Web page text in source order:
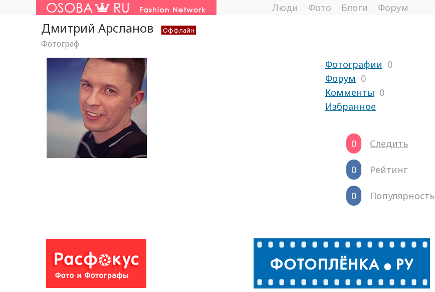
Люди Фото Блоги Форум
Дмитрий Арсланов Оффлайн
Фотограф
Фотографии 0
Форум 0
Комменты 0
Избранное
0 Следить
0 Рейтинг
0 Популярность